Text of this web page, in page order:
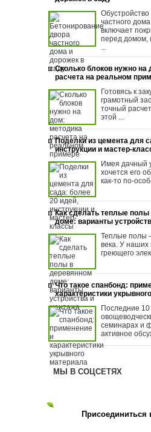
частного
включает
перед домом,
...
Сколько блоков нужно на
расчета на реальном
Готовясь к
грамотный
точный
этой ...
Поделки из цемента для
инструкции и мастер-
Имея дачный
хочется его
как-то по-
Как сделать теплые
доме: варианты
Теплые полы
века. У
греющего
Что такое спанбонд:
характеристики
Последние
семинарах и
активное
МЫ В СОЦСЕТЯХ
Присоединиться